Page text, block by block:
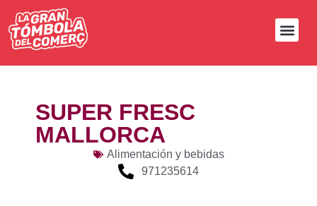
SUPER FRESC
MALLORCA
Alimentación y bebidas
971235614